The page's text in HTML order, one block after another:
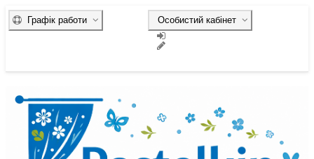
Особистий кабінет
Графік работи